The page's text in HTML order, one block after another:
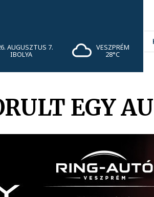
AUGUSZTUS 7.
IBOLYA
VESZPRÉM
28°C
EGY